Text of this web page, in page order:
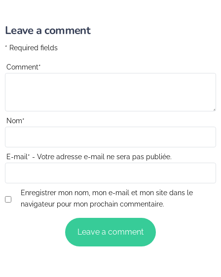
Leave a comment
* Required fields
Comment*
Nom*
E-mail* - Votre adresse e-mail ne sera pas publiée.
Enregistrer mon nom, mon e-mail et mon site dans le
navigateur pour mon prochain commentaire.